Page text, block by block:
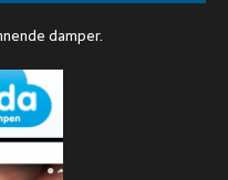
damper.